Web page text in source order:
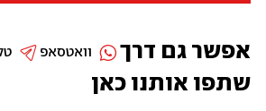
שתפו אותנו כאן
אפשר גם דרך וואטסאפ